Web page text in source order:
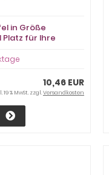
in Größe
Platz für Ihre
10,46 EUR
19 % MwSt. zzgl.Versandkosten